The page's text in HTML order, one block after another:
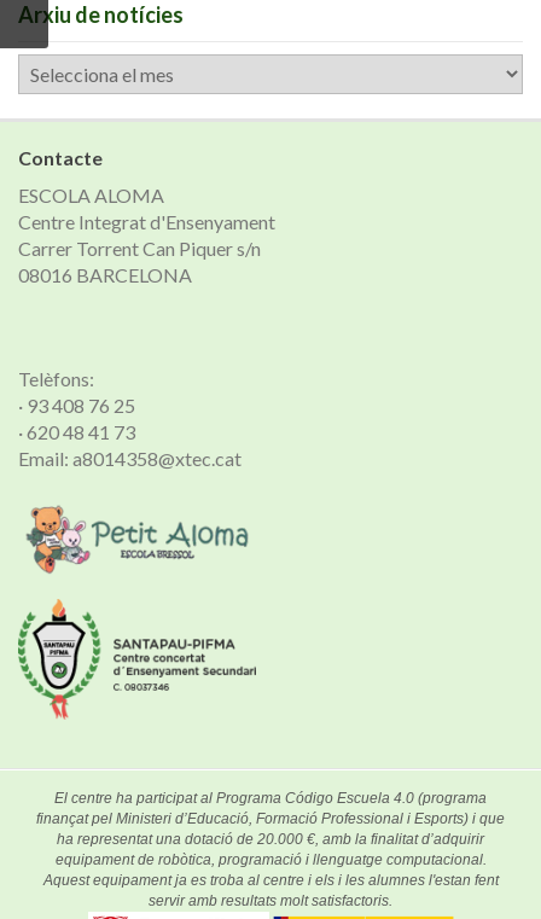
Arxiu de notícies
Arxiu
de
notícies
Contacte
ESCOLA ALOMA
Centre Integrat d'Ensenyament
Carrer Torrent Can Piquer s/n
08016 BARCELONA
Telèfons:
· 93 408 76 25
· 620 48 41 73
Email: a8014358@xtec.cat
El centre ha participat al Programa Código Escuela 4.0 (programa
finançat pel Ministeri d’Educació, Formació Professional i Esports) i que
ha representat una dotació de 20.000 €, amb la finalitat d’adquirir
equipament de robòtica, programació i llenguatge computacional.
Aquest equipament ja es troba al centre i els i les alumnes l'estan fent
servir amb resultats molt satisfactoris.